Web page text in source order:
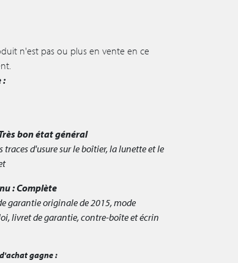
n'est pas ou plus en vente en ce
:
bon état général
traces d'usure sur le boîtier, la lunette et le
:Complète
garantie originale de 2015, mode
livret de garantie, contre-boîte et écrin
gagne :